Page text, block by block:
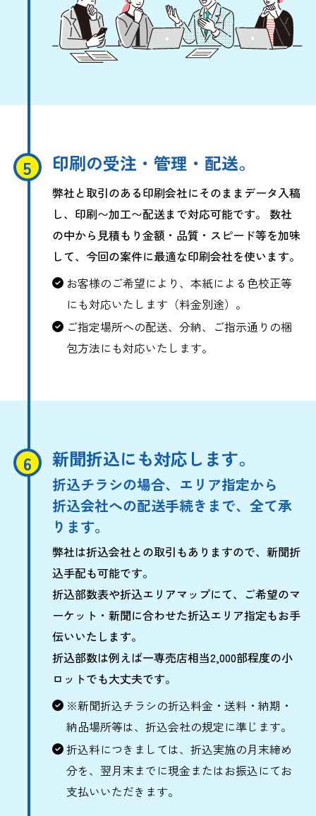
印刷の受注・管理・配送。
弊社と取引のある印刷会社にそのままデータ入稿
し、印刷〜加工〜配送まで対応可能です。 数社
の中から見積もり金額・品質・スピード等を加味
して、今回の案件に最適な印刷会社を使います。
お客様のご希望により、本紙による色校正等
にも対応いたします（料金別途）。
ご指定場所への配送、分納、ご指示通りの梱
包方法にも対応いたします。
新聞折込にも対応します。
折込チラシの場合、エリア指定から
折込会社への配送手続きまで、全て承
ります。
弊社は折込会社との取引もありますので、新聞折
込手配も可能です。
折込部数表や折込エリアマップにて、ご希望のマ
ーケット・新聞に合わせた折込エリア指定もお手
伝いいたします。
折込部数は例えば一専売店相当2,000部程度の小
ロットでも大丈夫です。
※新聞折込チラシの折込料金・送料・納期・
納品場所等は、折込会社の規定に準じます。
折込料につきましては、折込実施の月末締め
分を、翌月末までに現金またはお振込にてお
支払いいただきます。